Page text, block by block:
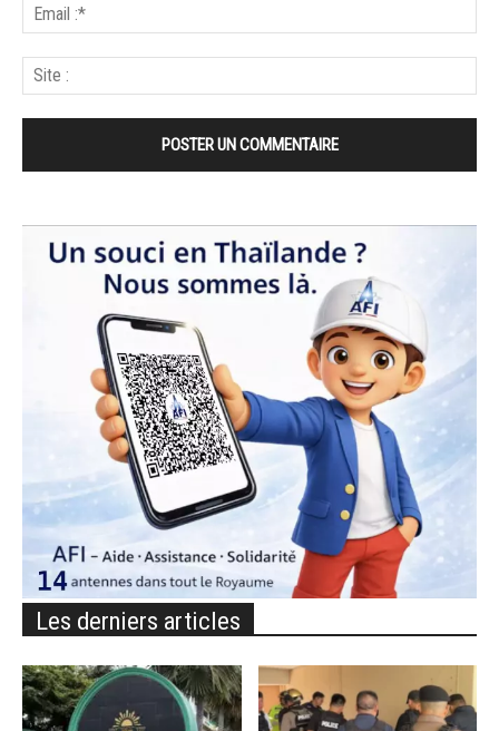
Les derniers articles